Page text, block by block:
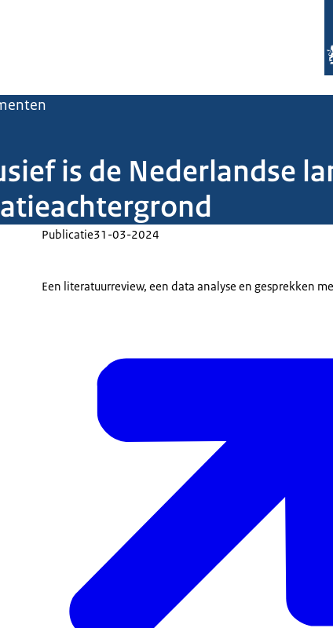
is de Nederlandse
Publicatie31-03-2024
Een literatuurreview, een data analyse en gesprekken